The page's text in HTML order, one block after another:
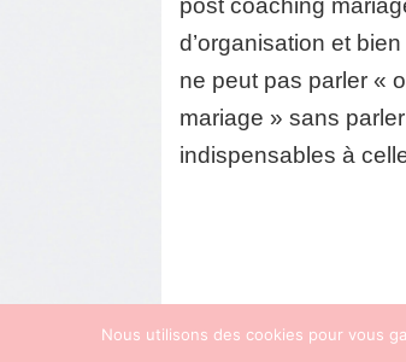
post coaching
d’organisation et
ne peut pas parler «
mariage » sans
indispensables à
Nous utilisons des cookies pour vous